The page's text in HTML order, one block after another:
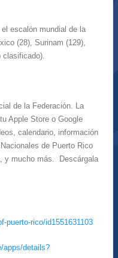
escalón mundial de la
(28), Surinam (129),
clasificado).
de la Federación. La
Apple Store o Google
calendario, información
de Puerto Rico
y mucho más. Descárgala
puerto-rico/id1551631103
apps/details?